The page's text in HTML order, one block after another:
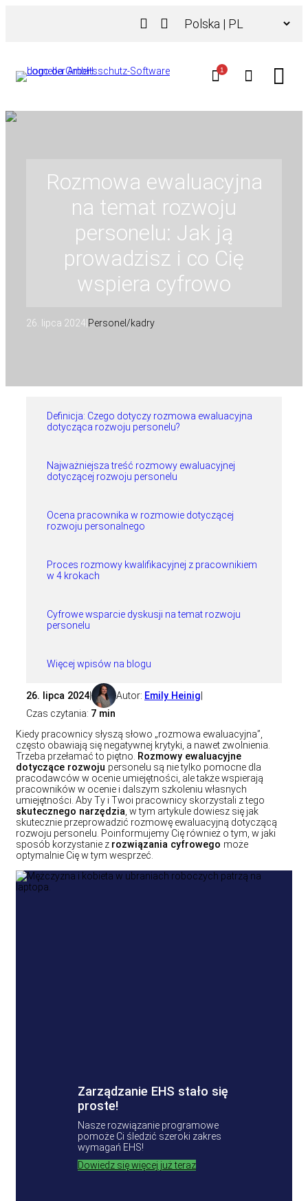
język
1
Rozmowa ewaluacyjna
na temat rozwoju
personelu: Jak ją
prowadzisz i co Cię
wspiera cyfrowo
26. lipca 2024|Personel/kadry
Definicja: Czego dotyczy rozmowa ewaluacyjna
dotycząca rozwoju personelu?
Najważniejsza treść rozmowy ewaluacyjnej
dotyczącej rozwoju personelu
Ocena pracownika w rozmowie dotyczącej
rozwoju personalnego
Proces rozmowy kwalifikacyjnej z pracownikiem
w 4 krokach
Cyfrowe wsparcie dyskusji na temat rozwoju
personelu
Więcej wpisów na blogu
26. lipca 2024 Autor: Emily Heinig
Czas czytania: 7 min
Kiedy pracownicy słyszą słowo „rozmowa ewaluacyjna”,
często obawiają się negatywnej krytyki, a nawet zwolnienia.
Trzeba przełamać to piętno. Rozmowy ewaluacyjne
dotyczące rozwoju personelu są nie tylko pomocne dla
pracodawców w ocenie umiejętności, ale także wspierają
pracowników w ocenie i dalszym szkoleniu własnych
umiejętności. Aby Ty i Twoi pracownicy skorzystali z tego
skutecznego narzędzia , w tym artykule dowiesz się jak
skutecznie przeprowadzić rozmowę ewaluacyjną dotyczącą
rozwoju personelu. Poinformujemy Cię również o tym, w jaki
sposób korzystanie z rozwiązania cyfrowego może
optymalnie Cię w tym wesprzeć.
Zarządzanie EHS stało się
proste!
Nasze rozwiązanie programowe
pomoże Ci śledzić szeroki zakres
wymagań EHS!
Dowiedz się więcej już teraz